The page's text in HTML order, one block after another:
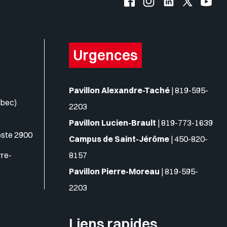
2900
Urgences
Pavillon Alexandre-Taché |819-595-
2203
Pavillon Lucien-Brault |819-773-1639
Campus de Saint-Jérôme |450-820-
8157
Pavillon Pierre-Moreau |819-595-
2203